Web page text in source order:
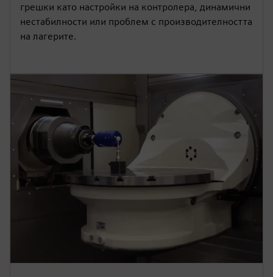
грешки като настройки на контролера, динамични
нестабилности или проблем с производителността
на лагерите.